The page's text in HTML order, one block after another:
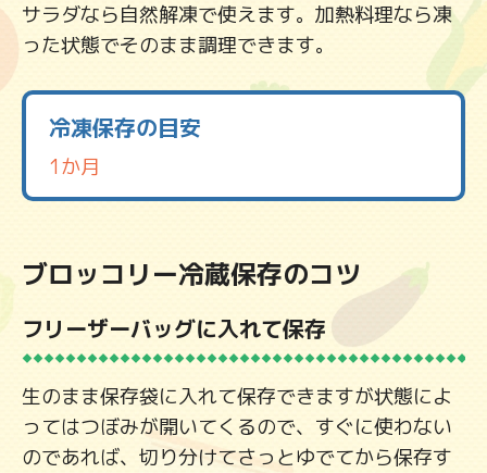
サラダなら自然解凍で使えます。加熱料理なら凍
った状態でそのまま調理できます。
冷凍保存の目安
1か月
ブロッコリー冷蔵保存のコツ
フリーザーバッグに入れて保存
生のまま保存袋に入れて保存できますが状態によ
ってはつぼみが開いてくるので、すぐに使わない
のであれば、切り分けてさっとゆでてから保存す